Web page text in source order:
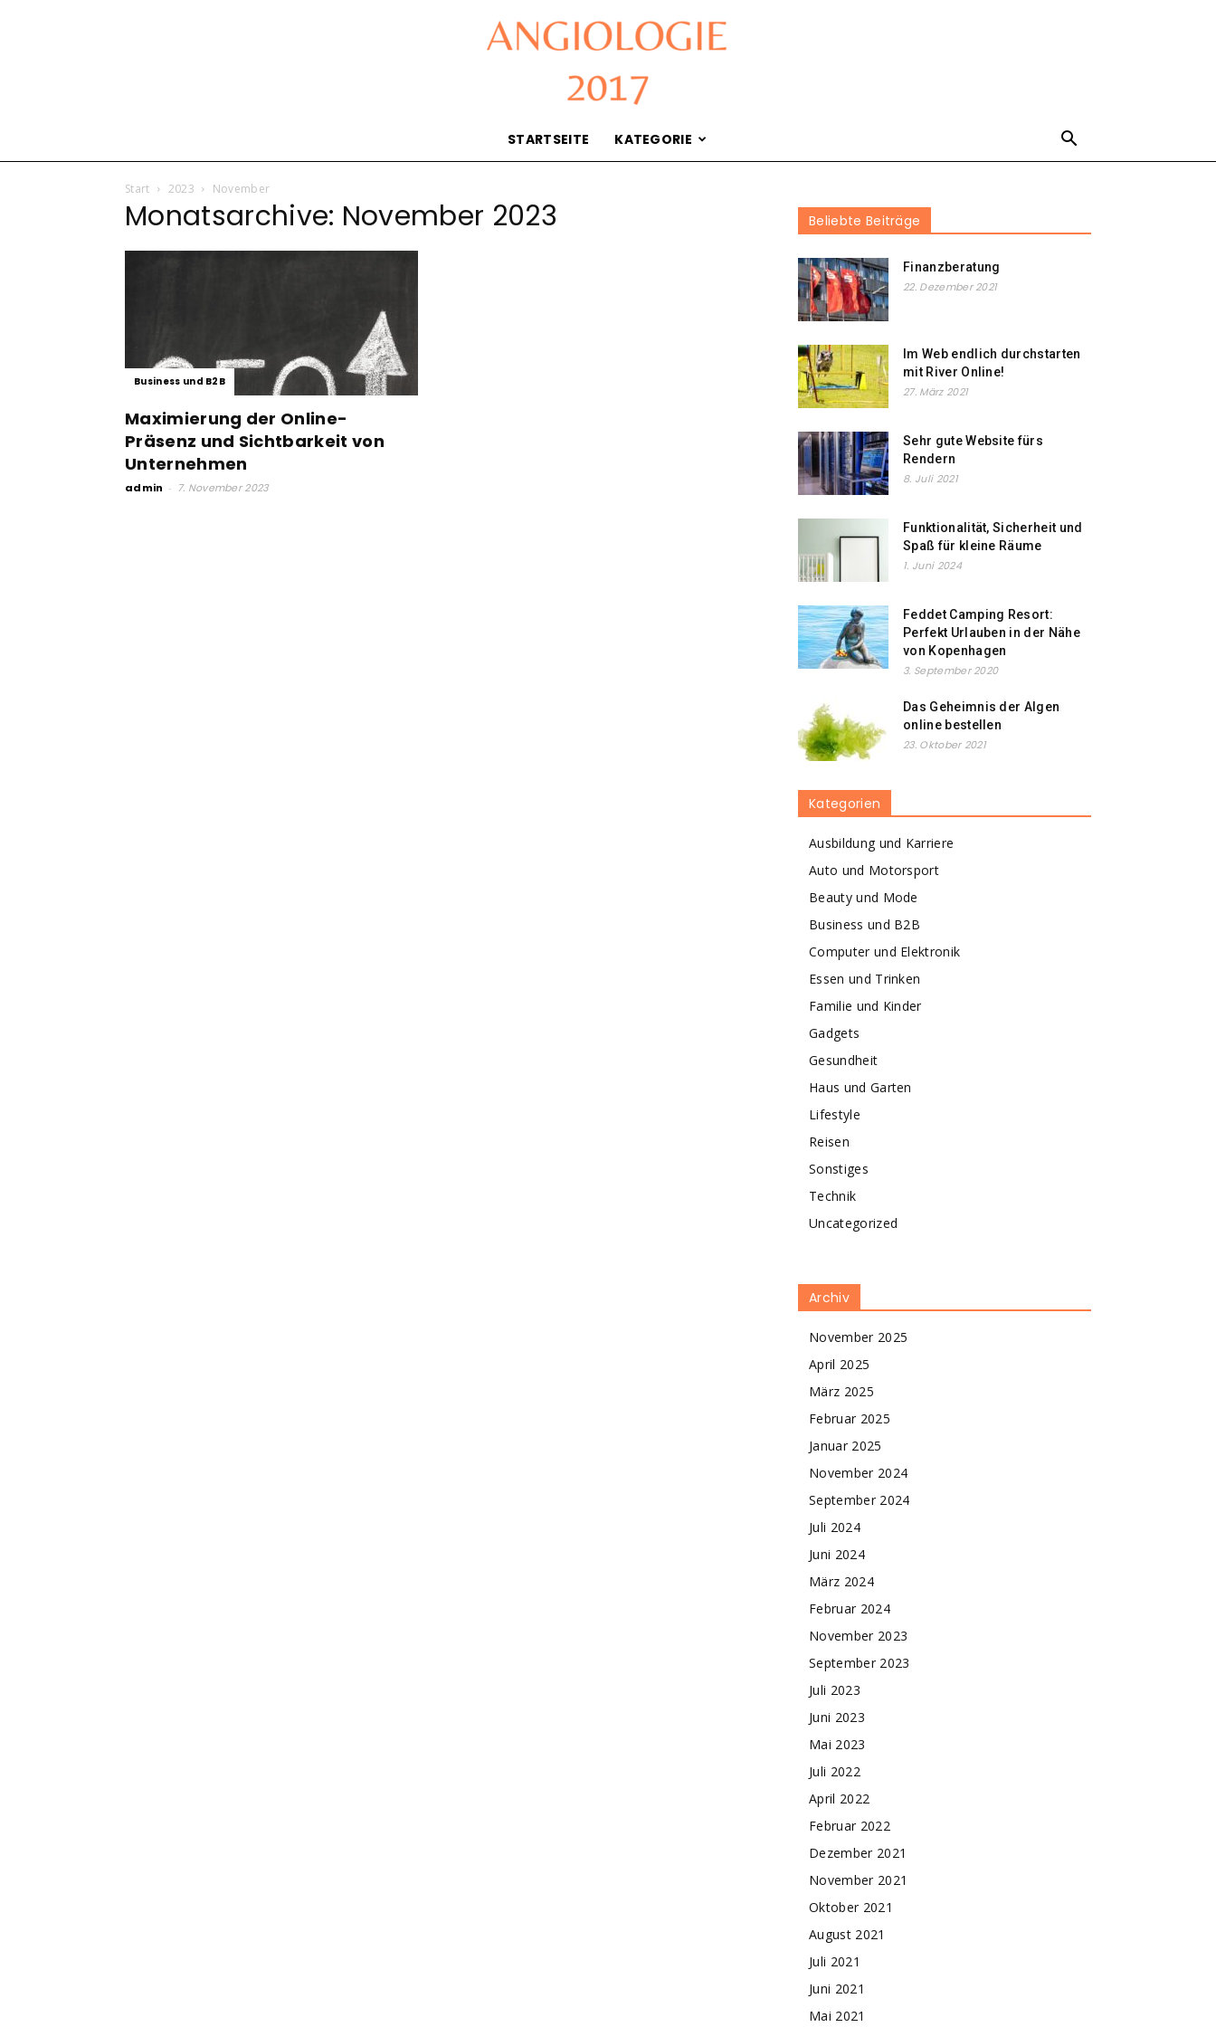
STARTSEITE KATEGORIE
Start 2023 November
Monatsarchive: November 2023
Business und B2B
Maximierung der Online-
Präsenz und Sichtbarkeit von
Unternehmen
admin - 7. November 2023
Beliebte Beiträge
Finanzberatung
22. Dezember 2021
Im Web endlich durchstarten
mit River Online!
27. März 2021
Sehr gute Website fürs
Rendern
8. Juli 2021
Funktionalität, Sicherheit und
Spaß für kleine Räume
1. Juni 2024
Feddet Camping Resort:
Perfekt Urlauben in der Nähe
von Kopenhagen
3. September 2020
Das Geheimnis der Algen
online bestellen
23. Oktober 2021
Kategorien
Ausbildung und Karriere
Auto und Motorsport
Beauty und Mode
Business und B2B
Computer und Elektronik
Essen und Trinken
Familie und Kinder
Gadgets
Gesundheit
Haus und Garten
Lifestyle
Reisen
Sonstiges
Technik
Uncategorized
Archiv
November 2025
April 2025
März 2025
Februar 2025
Januar 2025
November 2024
September 2024
Juli 2024
Juni 2024
März 2024
Februar 2024
November 2023
September 2023
Juli 2023
Juni 2023
Mai 2023
Juli 2022
April 2022
Februar 2022
Dezember 2021
November 2021
Oktober 2021
August 2021
Juli 2021
Juni 2021
Mai 2021